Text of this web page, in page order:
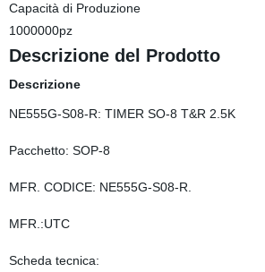
Capacità di Produzione
1000000pz
Descrizione del Prodotto
Descrizione
NE555G-S08-R: TIMER SO-8 T&R 2.5K
Pacchetto: SOP-8
MFR. CODICE: NE555G-S08-R.
MFR.:UTC
Scheda tecnica: